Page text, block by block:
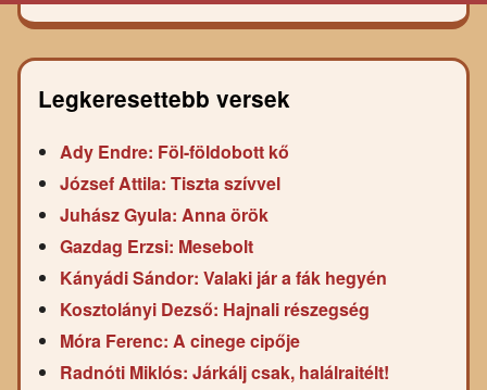
Legkeresettebb versek
Ady Endre: Föl-földobott kő
József Attila: Tiszta szívvel
Juhász Gyula: Anna örök
Gazdag Erzsi: Mesebolt
Kányádi Sándor: Valaki jár a fák hegyén
Kosztolányi Dezső: Hajnali részegség
Móra Ferenc: A cinege cipője
Radnóti Miklós: Járkálj csak, halálraitélt!